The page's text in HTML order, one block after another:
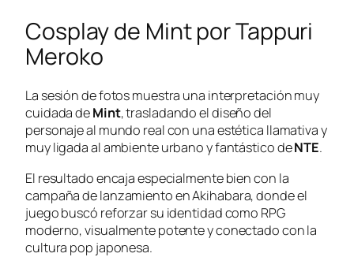
Cosplay de Mint por Tappuri
Meroko
La sesión de fotos muestra una interpretación muy
cuidada deMint, trasladando el diseño del
personaje al mundo real con una estética llamativa y
muy ligada al ambiente urbano y fantástico deNTE.
El resultado encaja especialmente bien con la
campaña de lanzamiento en Akihabara, donde el
juego buscó reforzar su identidad como RPG
moderno, visualmente potente y conectado con la
cultura pop japonesa.